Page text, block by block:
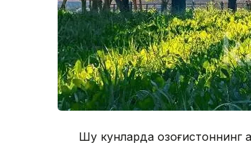
Шу кунларда